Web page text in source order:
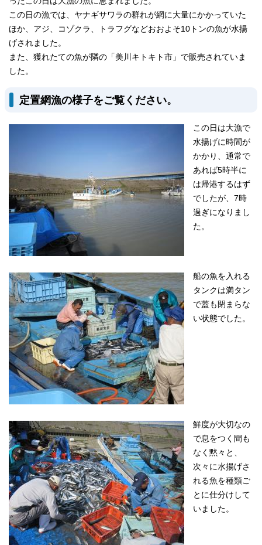
この日の漁では、ヤナギサワラの群れが網に大量にかかっていた
ほか、アジ、コゾクラ、トラフグなどおおよそ10トンの魚が水揚
げされました。
また、獲れたての魚が隣の「美川キトキト市」で販売されていま
した。
定置網漁の様子をご覧ください。
この日は大漁で
水揚げに時間が
かかり、通常で
あれば5時半に
は帰港するはず
でしたが、7時
過ぎになりまし
た。
船の魚を入れる
タンクは満タン
で蓋も閉まらな
い状態でした。
鮮度が大切なの
で息をつく間も
なく黙々と、
次々に水揚げさ
れる魚を種類ご
とに仕分けして
いました。